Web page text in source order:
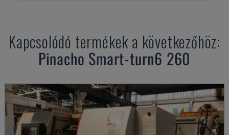
Kapcsolódó termékek a következőhöz:
Pinacho Smart-turn6 260